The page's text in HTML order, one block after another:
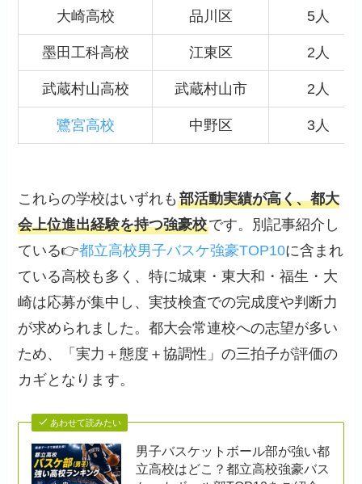
大崎高校 品川区 5人
墨田工科高校 江東区 2人
武蔵村山高校 武蔵村山市 2人
鷺宮高校 中野区 3人
これらの学校はいずれも部活動実績が高く、都大
会上位進出経験を持つ強豪校です。別記事紹介し
ている👉都立高校男子バスケ強豪TOP10に含まれ
ている高校も多く、特に城東・東大和・福生・大
崎は応募が集中し、実技検査での完成度や判断力
が求められました。都大会常連校への志望が多い
ため、「実力＋態度＋協調性」の三拍子が評価の
カギとなります。
あわせて読みたい
男子バスケットボール部が強い都
立高校はどこ？都立高校強豪バス